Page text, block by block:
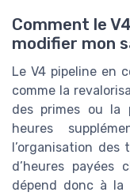
Comment le
modifier mon
Le V4 pipeline en
comme la
des primes ou la
heures
l’organisation
d’heures payées
dépend donc à